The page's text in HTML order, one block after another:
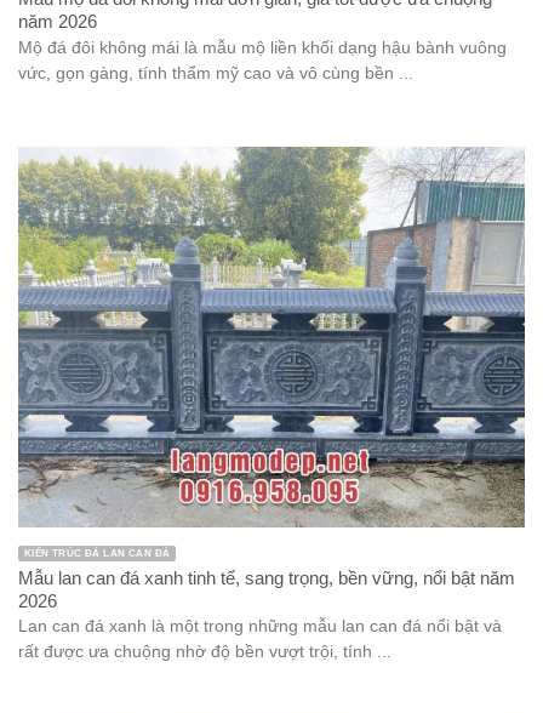
năm 2026
Mộ đá đôi không mái là mẫu mộ liền khối dạng hậu bành vuông
vức, gọn gàng, tính thẩm mỹ cao và vô cùng bền ...
KIẾN TRÚC ĐÁ LAN CAN ĐÁ
Mẫu lan can đá xanh tinh tế, sang trọng, bền vững, nổi bật năm
2026
Lan can đá xanh là một trong những mẫu lan can đá nổi bật và
rất được ưa chuộng nhờ độ bền vượt trội, tính ...